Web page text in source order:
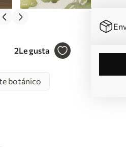
2Le gusta
botánico